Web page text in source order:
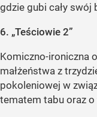
gdzie gubi cały swój
6. „Teściowie 2”
Komiczno-ironiczna
małżeństwa z
pokoleniowej w
tematem tabu oraz